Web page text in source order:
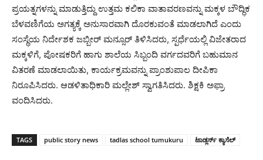
ಪ್ರಯತ್ನಗಳನ್ನು ಮಾಡುತ್ತಿದ್ದು ಉತ್ತಮ ಕಲಿಕಾ ವಾತಾವರಣವನ್ನು ಮಕ್ಕಳ ಬೌದ್ಧಿಕ
ಬೆಳವಣಿಗೆಯ ಅಗತ್ಯಕ್ಕೆ ಅನುಸಾರವಾಗಿ ದೊರಕುವಂತೆ ಮಾಡಲಾಗಿದೆ ಎಂದು
ಸಂಸ್ಥೆಯ ನಿರ್ದೇಶಕ ಜಬ್ಬೀರ್ ಮನ್ಸೂರ್ ತಿಳಿಸಿದರು, ಸ್ಪರ್ಧೆಯಲ್ಲಿ ವಿಜೇತರಾದ
ಮಕ್ಕಳಿಗೆ, ಪೋಷಕರಿಗೆ ಹಾಗು ಶಾಲೆಯ ಸಿಬ್ಬಂದಿ ವರ್ಗದವರಿಗೆ ಬಹುಮಾನ
ವಿತರಣೆ ಮಾಡಲಾಯಿತು, ಕಾರ್ಯಕ್ರಮವನ್ನು ಪ್ರಾಂಶುಪಾಲ ದೀಪಿಕಾ
ನಿರೂಪಿಸಿದರು. ಆಡಳಿತಾಧಿಕಾರಿ ಮಲ್ಲೇಶ್‍ ಸ್ವಾಗತಿಸಿದರು. ಶಿಕ್ಷಕಿ ಅಫ್ರಾ
ವಂದಿಸಿದರು.
TAGS public story news tadlas school tumukuru ಟಾಡ್ಲರ್ಸ್ ಕ್ಯಾಸೆಲ್